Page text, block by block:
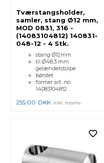
Tværstangsholder,
samler, stang Ø12 mm,
MOD 0831, 316 -
(14083104812) 140831-
048-12 - 4 Stk.
stang Ø12mm
til Ø48,3 mm
gelænderstolpe
børstet
former art. no.
14083104812
255,00 DKK inkl. moms